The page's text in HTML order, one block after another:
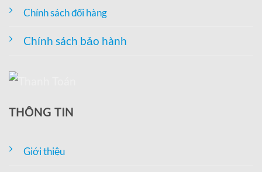
Chính sách đổi hàng
Chính sách bảo hành
THÔNG TIN
Giới thiệu